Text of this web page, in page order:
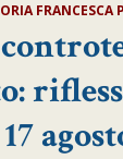
FRANCESCA